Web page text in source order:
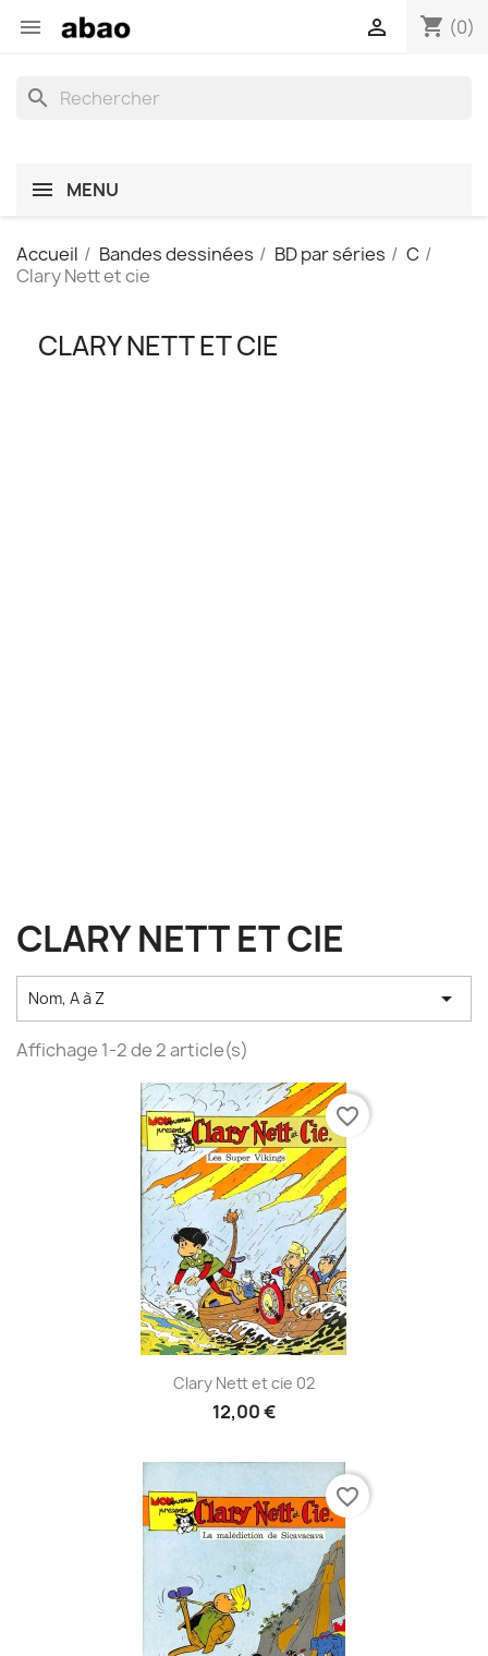
 shopping_cart (0)

search
MENU
Accueil Bandes dessinées BD par séries
C
Clary Nett et cie
CLARY NETT ET CIE
CLARY NETT ET CIE
Nom, A à Z 
Affichage 1-2 de 2 article(s)
Clary Nett et cie 02
12,00 €
favorite_border
favorite_border